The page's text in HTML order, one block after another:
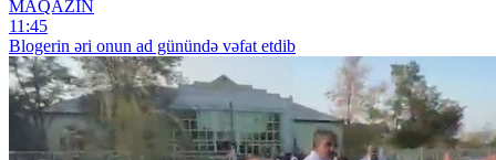
MAQAZİN
11:45
Blogerin əri onun ad günündə vəfat etdib